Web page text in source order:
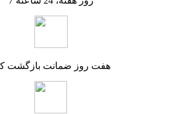
هفت روز ضمانت بازگشت